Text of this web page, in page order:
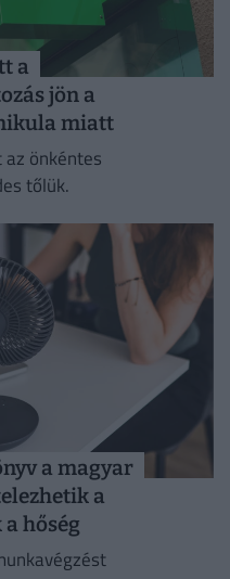
a
jön a
miatt
önkéntes
tőlük.
a magyar
a
hőség